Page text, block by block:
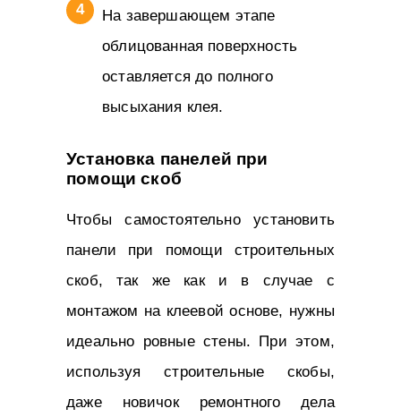
На завершающем этапе
облицованная поверхность
оставляется до полного
высыхания клея.
Установка панелей при
помощи скоб
Чтобы самостоятельно установить
панели при помощи строительных
скоб, так же как и в случае с
монтажом на клеевой основе, нужны
идеально ровные стены. При этом,
используя строительные скобы,
даже новичок ремонтного дела